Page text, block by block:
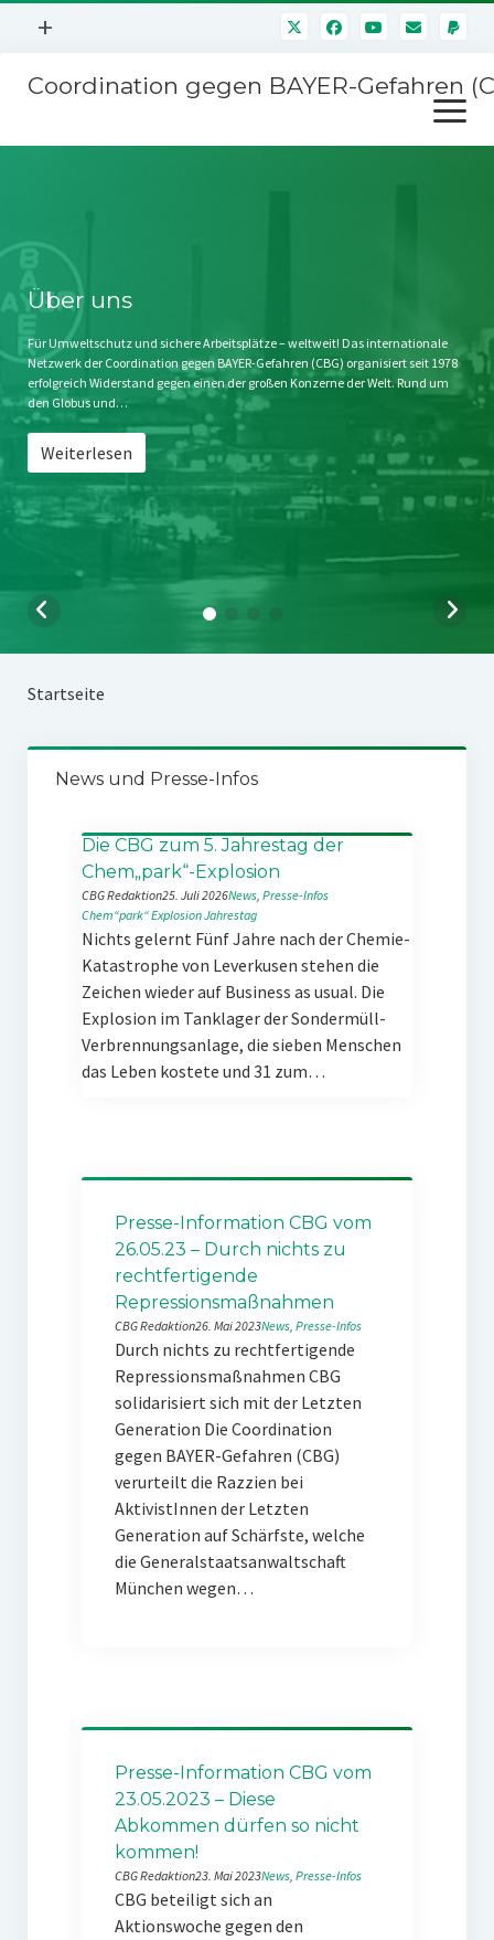
Menü
+
Mitmachen
Kontakt
Impressum
Störfälle
Coordination gegen BAYER-Gefahren
Menü
öffnen
Stichwort BAYER
Jahrestagung
SPENDEN
Über uns
Für Umweltschutz und sichere Arbeitsplätze – weltweit! Das internationale
Netzwerk der Coordination gegen BAYER-Gefahren (CBG) organisiert seit 1978
erfolgreich Widerstand gegen einen der großen Konzerne der Welt. Rund um
den Globus und…
Weiterlesen
Startseite
News und Presse-Infos
Die CBG zum 5. Jahrestag der
Chem„park“-Explosion
CBG Redaktion25. Juli 2026News, Presse-Infos
Chem“park“ExplosionJahrestag
Nichts gelernt Fünf Jahre nach der Chemie-
Katastrophe von Leverkusen stehen die
Zeichen wieder auf Business as usual. Die
Explosion im Tanklager der Sondermüll-
Verbrennungsanlage, die sieben Menschen
das Leben kostete und 31 zum…
Presse-Information CBG vom
26.05.23 – Durch nichts zu
rechtfertigende
Repressionsmaßnahmen
CBG Redaktion26. Mai 2023News, Presse-Infos
Durch nichts zu rechtfertigende
Repressionsmaßnahmen CBG
solidarisiert sich mit der Letzten
Generation Die Coordination
gegen BAYER-Gefahren (CBG)
verurteilt die Razzien bei
AktivistInnen der Letzten
Generation auf Schärfste, welche
die Generalstaatsanwaltschaft
München wegen…
Presse-Information CBG vom
23.05.2023 – Diese
Abkommen dürfen so nicht
kommen!
CBG Redaktion23. Mai 2023News, Presse-Infos
CBG beteiligt sich an
Aktionswoche gegen den